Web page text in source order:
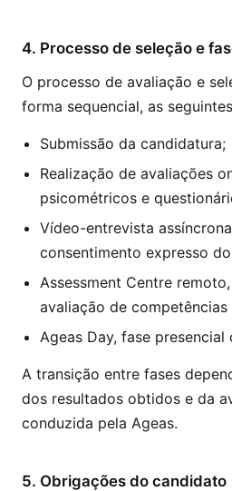
4. Processo de seleção e
O processo de avaliação e
forma sequencial, as
Submissão da candidatura;
Realização de avaliações
psicométricos e
Vídeo-entrevista
consentimento expresso
Assessment Centre
avaliação de
Ageas Day, fase presencial
A transição entre fases
dos resultados obtidos e da
conduzida pela Ageas.
5. Obrigações do candidato